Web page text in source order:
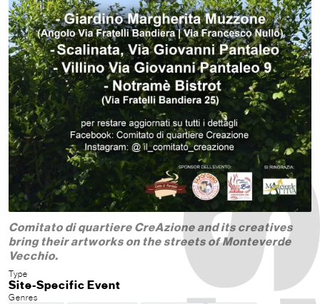
Comitato di quartiere CreAzione and its creatives
bring their artworks on the streets of Monteverde
Vecchio.
Type
Site-Specific Event
Genres